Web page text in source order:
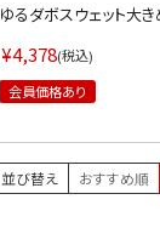
ゆるダボスウェット大
ク/ホワイト/レッド/ネイ
オフホワイト)
¥4,378 税込
会員価格あり
並び替え おすすめ順